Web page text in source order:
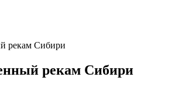
рекам Сибири
рекам Сибири